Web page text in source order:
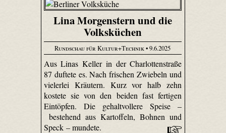
Lina Morgenstern und die
Volksküchen
Rundschau für Kultur+Technik• 9.6.2025
Aus Linas Keller in der Charlottenstraße
87 duftete es. Nach frischen Zwiebeln und
vielerlei Kräutern. Kurz vor halb zehn
kostete sie von den beiden fast fertigen
Eintöpfen. Die gehaltvollere Speise –
bestehend aus Kartoffeln, Bohnen und
Speck – mundete.